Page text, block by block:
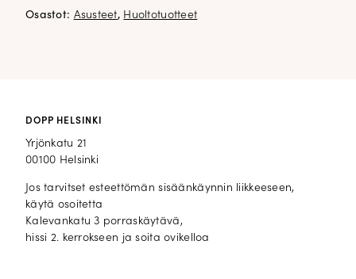
Osastot: Asusteet, Huoltotuotteet
DOPP HELSINKI
Yrjönkatu 21
00100 Helsinki
Jos tarvitset esteettömän sisäänkäynnin liikkeeseen,
käytä osoitetta
Kalevankatu 3 porraskäytävä,
hissi 2. kerrokseen ja soita ovikelloa